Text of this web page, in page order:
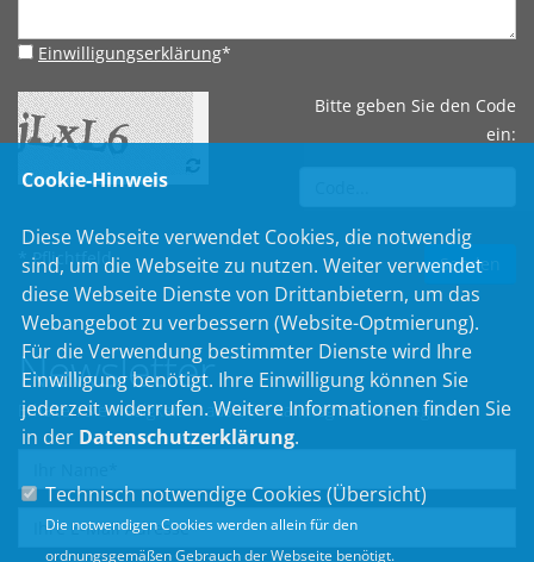
Einwilligungserklärung*
Bitte geben Sie den Code
ein:
* Pflichtfeld
Newsletter
Erhalten Sie Neuigkeiten aus dem Landtag und der Region.
Cookie-Hinweis
Diese Webseite verwendet Cookies, die notwendig
sind, um die Webseite zu nutzen. Weiter verwendet
diese Webseite Dienste von Drittanbietern, um das
Webangebot zu verbessern (Website-Optmierung).
Für die Verwendung bestimmter Dienste wird Ihre
Einwilligung benötigt. Ihre Einwilligung können Sie
jederzeit widerrufen. Weitere Informationen finden Sie
in der Datenschutzerklärung.
Technisch notwendige Cookies (Übersicht)
Die notwendigen Cookies werden allein für den
ordnungsgemäßen Gebrauch der Webseite benötigt.